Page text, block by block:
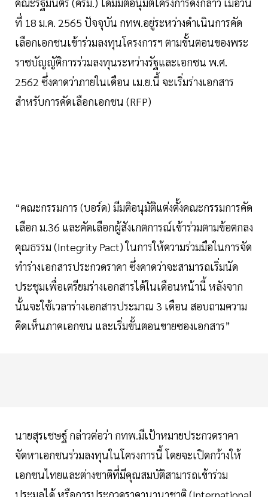
ที่ 18 ม.ค. 2565 ปัจจุบัน กทพ.อยู่ระหว่างดำเนินการคัด
เลือกเอกชนเข้าร่วมลงทุนโครงการฯ ตามขั้นตอนของพระ
ราชบัญญัติการร่วมลงทุนระหว่างรัฐและเอกชน พ.ศ.
2562 ซึ่งคาดว่าภายในเดือน เม.ย.นี้ จะเริ่มร่างเอกสาร
สำหรับการคัดเลือกเอกชน (RFP)
“คณะกรรมการ (บอร์ด) มีมติอนุมัติแต่งตั้งคณะกรรมการคัด
เลือก ม.36 และคัดเลือกผู้สังเกตการณ์เข้าร่วมตามข้อตกลง
คุณธรรม (Integrity Pact) ในการให้ความร่วมมือในการจัด
ทำร่างเอกสารประกวดราคา ซึ่งคาดว่าจะสามารถเริ่มนัด
ประชุมเพื่อเตรียมร่างเอกสารได้ในเดือนหน้านี้ หลังจาก
นั้นจะใช้เวลาร่างเอกสารประมาณ 3 เดือน สอบถามความ
คิดเห็นภาคเอกชน และเริ่มขั้นตอนขายซองเอกสาร”
นายสุรเชษฐ์ กล่าวต่อว่า กทพ.มีเป้าหมายประกวดราคา
จัดหาเอกชนร่วมลงทุนในโครงการนี้ โดยจะเปิดกว้างให้
เอกชนไทยและต่างชาติที่มีคุณสมบัติสามารถเข้าร่วม